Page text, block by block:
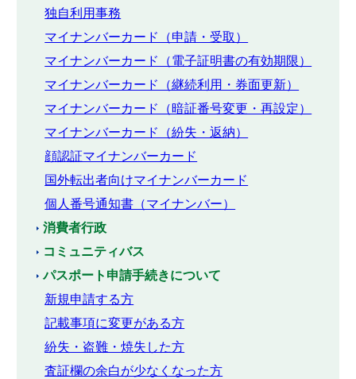
独自利用事務
マイナンバーカード（申請・受取）
マイナンバーカード（電子証明書の有効期限）
マイナンバーカード（継続利用・券面更新）
マイナンバーカード（暗証番号変更・再設定）
マイナンバーカード（紛失・返納）
顔認証マイナンバーカード
国外転出者向けマイナンバーカード
個人番号通知書（マイナンバー）
消費者行政
コミュニティバス
パスポート申請手続きについて
新規申請する方
記載事項に変更がある方
紛失・盗難・焼失した方
査証欄の余白が少なくなった方